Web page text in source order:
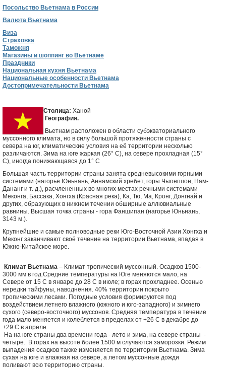
Посольство Вьетнама в России
Валюта Вьетнама
Виза
Страховка
Таможня
Магазины и шоппинг во Вьетнаме
Праздники
Национальная кухня Вьетнама
Национальные особенности Вьетнама
Достопримечательности Вьетнама
Столица: Ханой
География.
Вьетнам расположен в области субэкваториального
муссонного климата, но в силу большой протяжённости страны с
севера на юг, климатические условия на её территории несколько
различаются. Зима на юге жаркая (26° С), на севере прохладная (15°
С), иногда понижающаяся до 1° С
Большая часть территории страны занята средневысокими горными
системами (нагорье Юньнань, Аннамский хребет, горы Чыонгшон, Нам-
Дананг и т. д.), расчлененных во многих местах речными системами
Меконга, Бассака, Хонгха (Красная река), Ка, Тю, Ма, Кронг, Донгнай и
других, образующих в нижнем течении обширные аллювиальные
равнины. Высшая точка страны - гора Фаншипан (нагорье Юньнань,
3143 м.).
Крупнейшие и самые полноводные реки Юго-Восточной Азии Хонгха и
Меконг заканчивают своё течение на территории Вьетнама, впадая в
Южно-Китайское море.
Климат Вьетнама – Климат тропический муссонный. Осадков 1500-
3000 мм в год.Средние температуры на Юге меняются мало, на
Севере от 15 С в январе до 28 С в июле; в горах прохладнее. Осенью
нередки тайфуны, наводнения. 40% территории покрыто
тропическими лесами. Погодные условия формируются под
воздействием летнего влажного (южного и юго-западного) и зимнего
сухого (северо-восточного) муссонов. Средняя температура в течение
года мало меняется и колеблется в пределах от +26 С в декабре до
+29 С в апреле.
На на юге страны два времени года - лето и зима, на севере страны -
четыре. В горах на высоте более 1500 м случаются заморозки. Режим
выпадения осадков также изменяется по территории Вьетнама. Зима
сухая на юге и влажная на севере, а летом муссонные дожди
поливают всю территорию страны.